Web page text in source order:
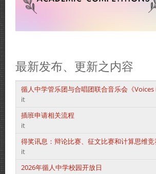
最新发布、更新之内容
循人中学管乐团与合唱团联合音乐会《Voices
it
插班申请相关流程
it
得奖讯息：辩论比赛、征文比赛和计算思维竞
it
2026年循人中学校园开放日